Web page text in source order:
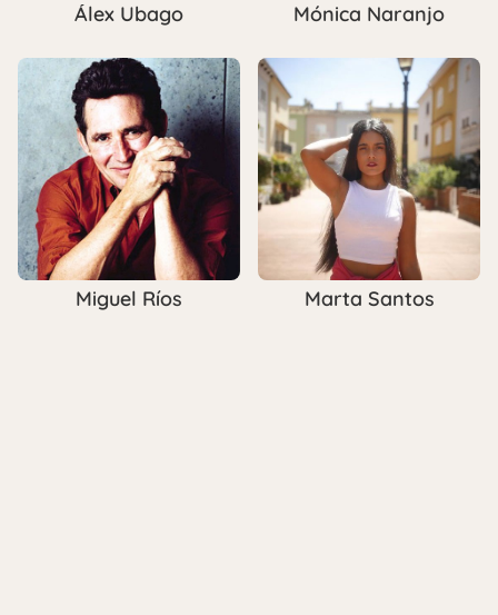
Álex Ubago Mónica Naranjo
Miguel Ríos Marta Santos